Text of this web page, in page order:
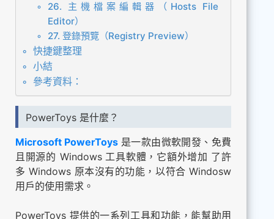
26. 主機檔案編輯器（Hosts File
Editor）
27. 登錄預覽（Registry Preview）
快捷鍵整理
小結
參考資料：
PowerToys 是什麼？
Microsoft PowerToys 是一款由微軟開發、免費
且開源的 Windows 工具軟體，它額外增加 了許
多 Windows 原本沒有的功能，以符合 Windosw
用戶的使用需求。
PowerToys 提供的一系列工具和功能，能幫助用